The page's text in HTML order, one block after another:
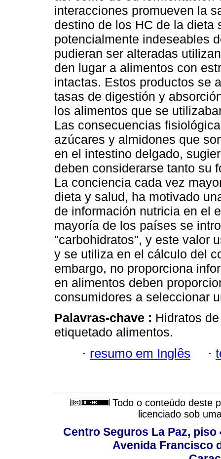
interacciones promueven la
destino de los HC de la dieta
potencialmente indeseables
pudieran ser alteradas
den lugar a alimentos con
intactas. Estos productos se
tasas de digestión y
los alimentos que se
Las consecuencias
azúcares y almidones que
en el intestino delgado,
deben considerarse tanto su
La conciencia cada vez
dieta y salud, ha motivado
de información nutricia en el
mayoría de los países se
"carbohidratos", y este valor
y se utiliza en el cálculo del
embargo, no proporciona
en alimentos deben
consumidores a seleccionar
Palavras-chave : Hidratos
etiquetado alimentos.
· resumo em Inglês ·
Todo o conteúdo deste
licenciado sob
Centro Seguros La Paz,
Avenida Francisco